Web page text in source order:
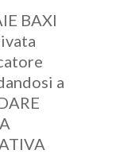
BAXI
a